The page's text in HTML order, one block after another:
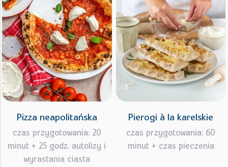
Pizza neapolitańska
czas przygotowania: 20
minut + 25 godz. autolizy i
wyrastania ciasta
Pierogi à la karelskie
czas przygotowania: 60
minut + czas pieczenia